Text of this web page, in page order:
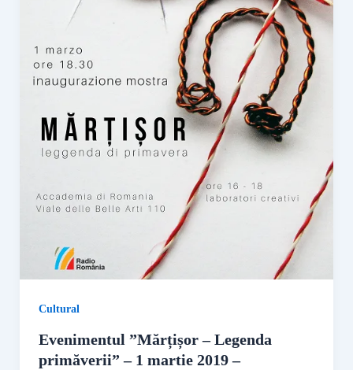
Cultural
Evenimentul ”Mărțișor – Legenda
primăverii” – 1 martie 2019 –